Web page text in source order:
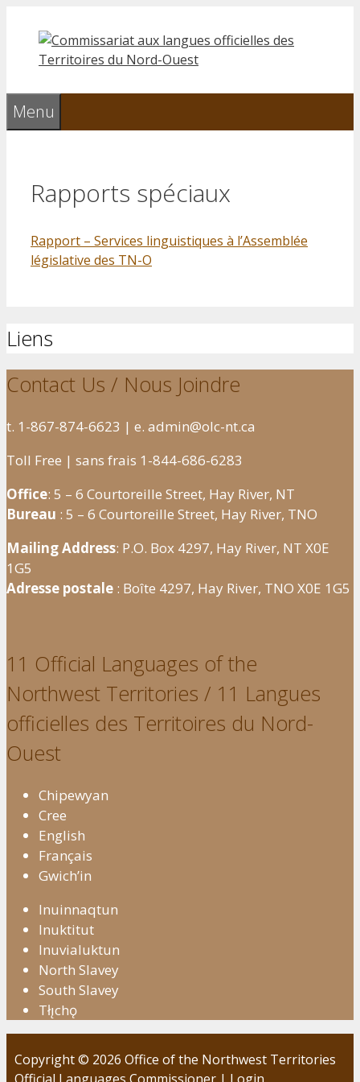
contenu
Menu
Rapports spéciaux
Rapport – Services linguistiques à l’Assemblée
législative des TN-O
Liens
Contact Us / Nous Joindre
t. 1-867-874-6623 | e. admin@olc-nt.ca
Toll Free | sans frais 1-844-686-6283
Office: 5 – 6 Courtoreille Street, Hay River, NT
Bureau : 5 – 6 Courtoreille Street, Hay River, TNO
Mailing Address: P.O. Box 4297, Hay River, NT X0E
1G5
Adresse postale : Boîte 4297, Hay River, TNO X0E 1G5
11 Official Languages of the
Northwest Territories / 11 Langues
officielles des Territoires du Nord-
Ouest
Chipewyan
Cree
English
Français
Gwich’in
Inuinnaqtun
Inuktitut
Inuvialuktun
North Slavey
South Slavey
Tłı̨chǫ
Copyright © 2026 Office of the Northwest Territories
Official Languages Commissioner | Login